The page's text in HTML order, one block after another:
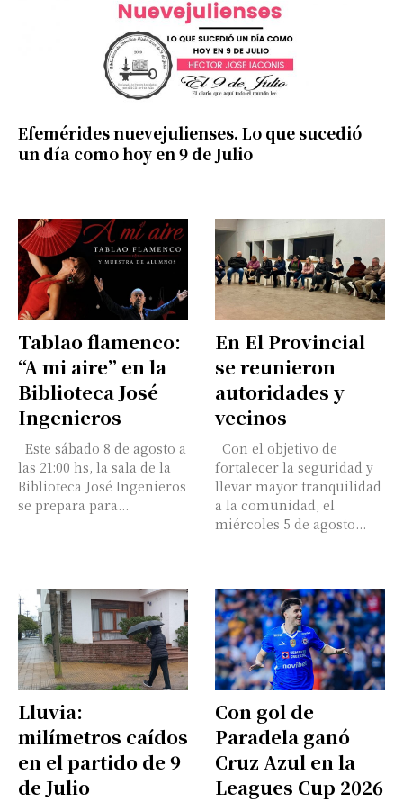
Suscribirme gratis
Dirección de correo electrónico*
Nombre
Apellidos
Efemérides nuevejulienses. Lo que sucedió
un día como hoy en 9 de Julio
Tablao flamenco:
“A mi aire” en la
Biblioteca José
Ingenieros
Este sábado 8 de agosto a
las 21:00 hs, la sala de la
Biblioteca José Ingenieros
se prepara para...
En El Provincial
se reunieron
autoridades y
vecinos
Con el objetivo de
fortalecer la seguridad y
llevar mayor tranquilidad
a la comunidad, el
miércoles 5 de agosto...
Lluvia:
milímetros caídos
en el partido de 9
de Julio
Con gol de
Paradela ganó
Cruz Azul en la
Leagues Cup 2026